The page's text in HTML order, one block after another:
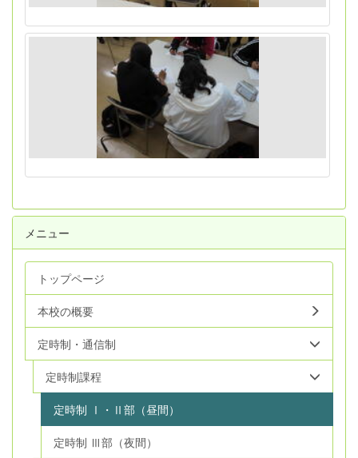
メニュー
トップページ
本校の概要
定時制・通信制
定時制課程
定時制 Ⅰ・Ⅱ部（昼間）
定時制 Ⅲ部（夜間）